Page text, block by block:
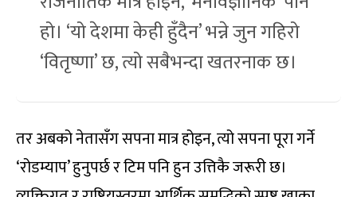
हो। ‘यो देशमा केही हुँदैन’ भन्ने जुन गहिरो
‘वितृष्णा’ छ, त्यो सबैभन्दा खतरनाक छ।
तर अबको नेतासँग सपना मात्र होइन, त्यो सपना पूरा गर्ने
‘रोडम्याप’ हुनुपर्छ र टिम पनि हुन उत्तिकै जरूरी छ।